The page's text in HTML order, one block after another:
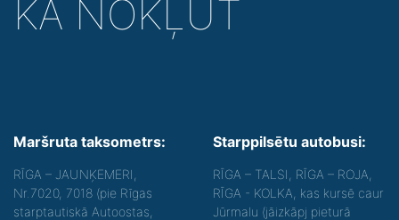
KĀ NOKĻŪT
Maršruta taksometrs:
RĪGA – JAUNĶEMERI,
Nr.7020, 7018 (pie Rīgas
starptautiskā Autoostas,
Starppilsētu autobusi:
RĪGA – TALSI, RĪGA – ROJA,
RĪGA - KOLKA, kas kursē caur
Jūrmalu (jāizkāpj pieturā